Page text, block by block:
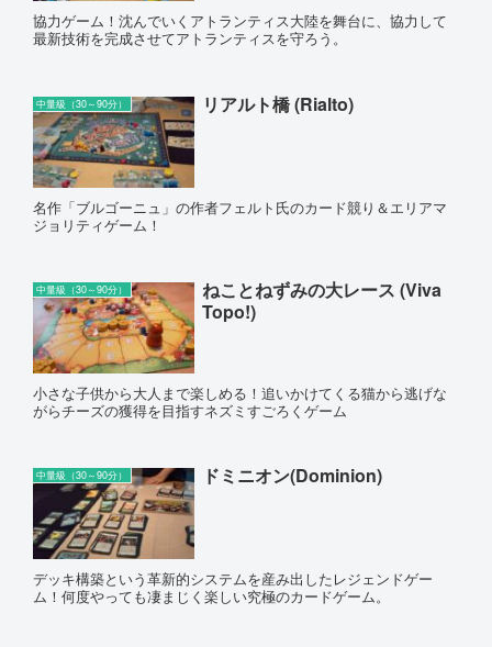
協力ゲーム！沈んでいくアトランティス大陸を舞台に、協力して
最新技術を完成させてアトランティスを守ろう。
中量級（30～90分） リアルト橋 (Rialto)
名作「ブルゴーニュ」の作者フェルト氏のカード競り＆エリアマ
ジョリティゲーム！
中量級（30～90分）
ねことねずみの大レース (Viva
Topo!)
小さな子供から大人まで楽しめる！追いかけてくる猫から逃げな
がらチーズの獲得を目指すネズミすごろくゲーム
中量級（30～90分） ドミニオン(Dominion)
デッキ構築という革新的システムを産み出したレジェンドゲー
ム！何度やっても凄まじく楽しい究極のカードゲーム。